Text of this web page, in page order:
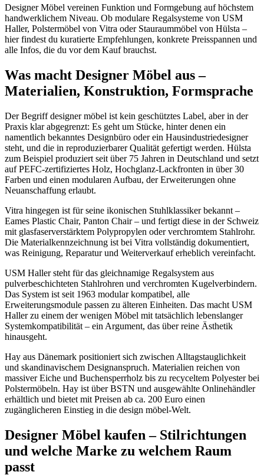
Designer Möbel vereinen Funktion und Formgebung auf höchstem
handwerklichem Niveau. Ob modulare Regalsysteme von USM
Haller, Polstermöbel von Vitra oder Stauraummöbel von Hülsta –
hier findest du kuratierte Empfehlungen, konkrete Preisspannen und
alle Infos, die du vor dem Kauf brauchst.
Was macht Designer Möbel aus –
Materialien, Konstruktion, Formsprache
Der Begriff designer möbel ist kein geschütztes Label, aber in der
Praxis klar abgegrenzt: Es geht um Stücke, hinter denen ein
namentlich bekanntes Designbüro oder ein Hausindustriedesigner
steht, und die in reproduzierbarer Qualität gefertigt werden. Hülsta
zum Beispiel produziert seit über 75 Jahren in Deutschland und setzt
auf PEFC-zertifiziertes Holz, Hochglanz-Lackfronten in über 30
Farben und einen modularen Aufbau, der Erweiterungen ohne
Neuanschaffung erlaubt.
Vitra hingegen ist für seine ikonischen Stuhlklassiker bekannt –
Eames Plastic Chair, Panton Chair – und fertigt diese in der Schweiz
mit glasfaserverstärktem Polypropylen oder verchromtem Stahlrohr.
Die Materialkennzeichnung ist bei Vitra vollständig dokumentiert,
was Reinigung, Reparatur und Weiterverkauf erheblich vereinfacht.
USM Haller steht für das gleichnamige Regalsystem aus
pulverbeschichteten Stahlrohren und verchromten Kugelverbindern.
Das System ist seit 1963 modular kompatibel, alle
Erweiterungsmodule passen zu älteren Einheiten. Das macht USM
Haller zu einem der wenigen Möbel mit tatsächlich lebenslanger
Systemkompatibilität – ein Argument, das über reine Ästhetik
hinausgeht.
Hay aus Dänemark positioniert sich zwischen Alltagstauglichkeit
und skandinavischem Designanspruch. Materialien reichen von
massiver Eiche und Buchensperrholz bis zu recyceltem Polyester bei
Polstermöbeln. Hay ist über BSTN und ausgewählte Onlinehändler
erhältlich und bietet mit Preisen ab ca. 200 Euro einen
zugänglicheren Einstieg in die design möbel-Welt.
Designer Möbel kaufen – Stilrichtungen
und welche Marke zu welchem Raum
passt